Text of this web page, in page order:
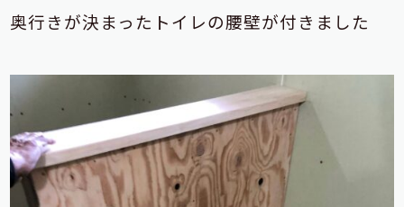
奥行きが決まったトイレの腰壁が付きました